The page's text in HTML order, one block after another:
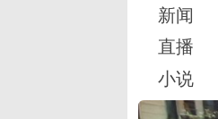
新闻
直播
小说